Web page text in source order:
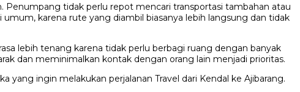
Penumpang tidak perlu repot mencari transportasi tambahan atau
karena rute yang diambil biasanya lebih langsung dan tidak
lebih tenang karena tidak perlu berbagi ruang dengan banyak
dan meminimalkan kontak dengan orang lain menjadi prioritas.
yang ingin melakukan perjalanan Travel dari Kendal ke Ajibarang.